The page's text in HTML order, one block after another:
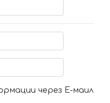
через Е-маил